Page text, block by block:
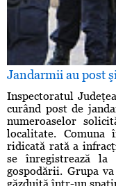
Jandarmii au post
Inspectoratul
curând post de
numeroaselor
localitate. Comuna
ridicată rată a
se înregistrează
gospodării. Grupa